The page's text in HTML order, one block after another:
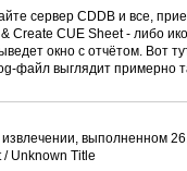
сервер CDDB и все,
Create CUE Sheet - либо
окно с отчётом. Вот
файл выглядит примерно
выполненном
/ Unknown Title